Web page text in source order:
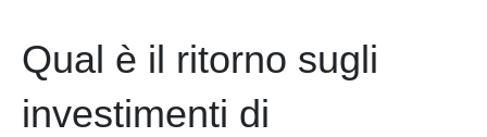
Qual è il ritorno sugli
investimenti di